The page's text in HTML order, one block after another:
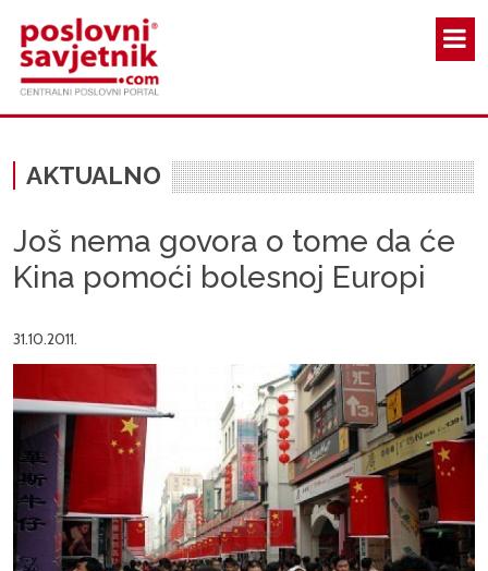
AKTUALNO
Još nema govora o tome da će
Kina pomoći bolesnoj Europi
31.10.2011.